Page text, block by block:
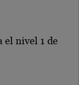
el nivel 1 de